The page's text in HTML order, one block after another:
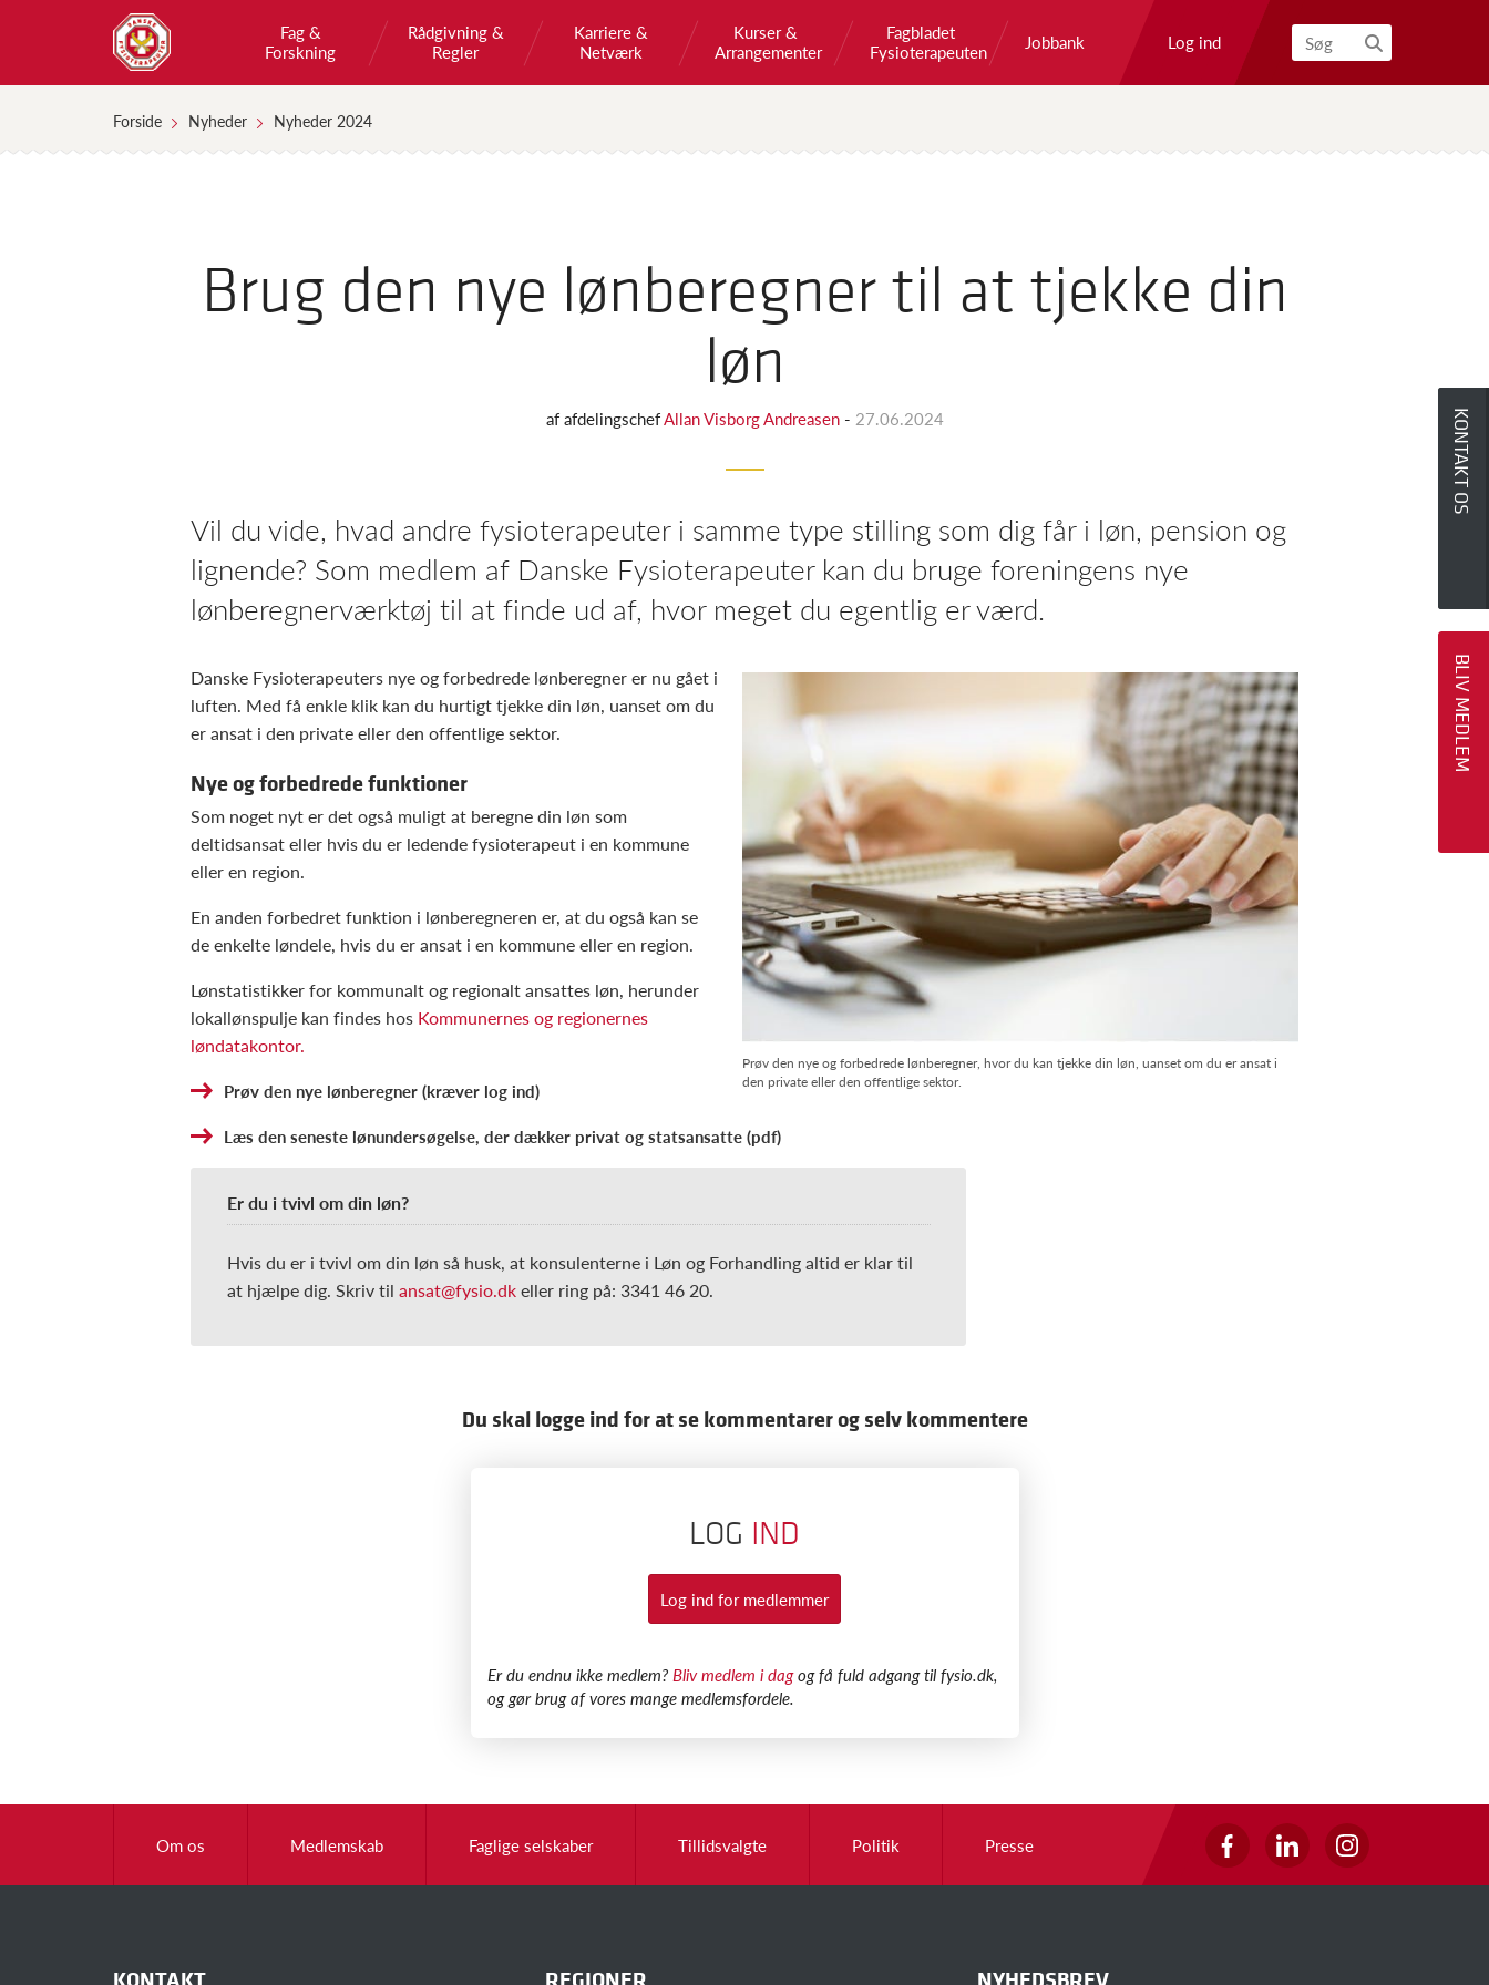
Log ind
Fag &
Forskning
Rådgivning &
Regler
Karriere &
Netværk
Kurser &
Arrangementer
Fagbladet
Fysioterapeuten
Jobbank
Forside Nyheder Nyheder 2024
Brug den nye lønberegner til at tjekke din
løn
af afdelingschefAllan Visborg Andreasen - 27.06.2024
Vil du vide, hvad andre fysioterapeuter i samme type stilling som dig får i løn, pension og
lignende? Som medlem af Danske Fysioterapeuter kan du bruge foreningens nye
lønberegnerværktøj til at finde ud af, hvor meget du egentlig er værd.
Prøv den nye og forbedrede lønberegner, hvor du kan tjekke din løn, uanset om du er ansat i
den private eller den offentlige sektor.
Danske Fysioterapeuters nye og forbedrede lønberegner er nu gået i
luften. Med få enkle klik kan du hurtigt tjekke din løn, uanset om du
er ansat i den private eller den offentlige sektor.
Nye og forbedrede funktioner
Som noget nyt er det også muligt at beregne din løn som
deltidsansat eller hvis du er ledende fysioterapeut i en kommune
eller en region.
En anden forbedret funktion i lønberegneren er, at du også kan se
de enkelte løndele, hvis du er ansat i en kommune eller en region.
Lønstatistikker for kommunalt og regionalt ansattes løn, herunder
lokallønspulje kan findes hos Kommunernes og regionernes
løndatakontor.
Prøv den nye lønberegner (kræver log ind)
Læs den seneste lønundersøgelse, der dækker privat og statsansatte (pdf)
Er du i tvivl om din løn?
Hvis du er i tvivl om din løn så husk, at konsulenterne i Løn og Forhandling altid er klar til
at hjælpe dig. Skriv til ansat@fysio.dkeller ring på: 3341 46 20.
Du skal logge ind for at se kommentarer og selv kommentere
LOG IND
Log ind for medlemmer
​Er du endnu ikke medlem? Bliv medlem i dagog få fuld adgang til fysio.dk,
og gør brug af vores mange medlemsfordele.
Om os Medlemskab Faglige selskaber Tillidsvalgte Politik Presse
KONTAKT REGIONER NYHEDSBREV
KONTAKT OS
BLIV MEDLEM